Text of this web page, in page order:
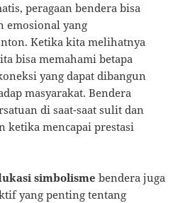
peragaan bendera bisa
emosional yang
Ketika kita melihatnya
bisa memahami betapa
yang dapat dibangun
masyarakat. Bendera
di saat-saat sulit dan
ketika mencapai prestasi
simbolisme bendera juga
yang penting tentang